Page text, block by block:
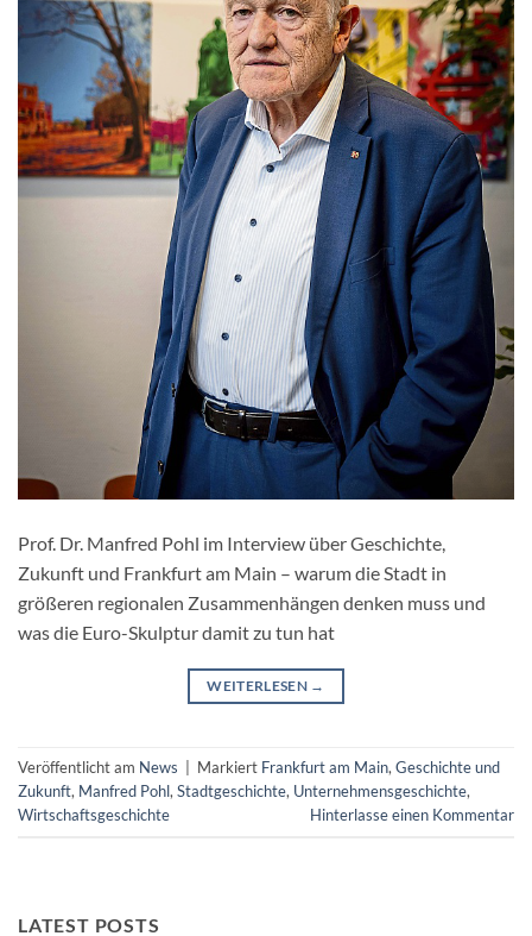
Prof. Dr. Manfred Pohl im Interview über Geschichte,
Zukunft und Frankfurt am Main – warum die Stadt in
größeren regionalen Zusammenhängen denken muss und
was die Euro-Skulptur damit zu tun hat
WEITERLESEN →
Veröffentlicht am News Markiert Frankfurt am Main, Geschichte und
Zukunft, Manfred Pohl, Stadtgeschichte, Unternehmensgeschichte,
Wirtschaftsgeschichte
Hinterlasse einen Kommentar
LATEST POSTS